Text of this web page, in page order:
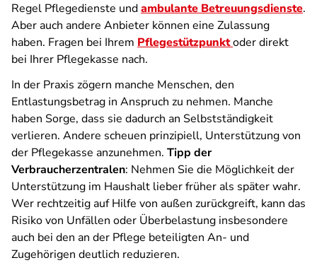
Regel Pflegedienste undambulante Betreuungsdienste.
Aber auch andere Anbieter können eine Zulassung
haben. Fragen bei Ihrem Pflegestützpunktoder direkt
bei Ihrer Pflegekasse nach.
In der Praxis zögern manche Menschen, den
Entlastungsbetrag in Anspruch zu nehmen. Manche
haben Sorge, dass sie dadurch an Selbstständigkeit
verlieren. Andere scheuen prinzipiell, Unterstützung von
der Pflegekasse anzunehmen. Tipp der
Verbraucherzentralen: Nehmen Sie die Möglichkeit der
Unterstützung im Haushalt lieber früher als später wahr.
Wer rechtzeitig auf Hilfe von außen zurückgreift, kann das
Risiko von Unfällen oder Überbelastung insbesondere
auch bei den an der Pflege beteiligten An- und
Zugehörigen deutlich reduzieren.